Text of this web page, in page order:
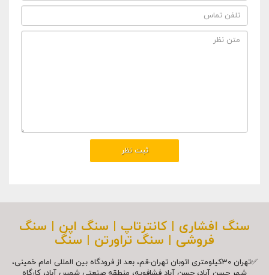
سنگ افشاری | کانترتاپ | سنگ اپن | سنگ
فروشی | سنگ تراورتن | سنگ
✅تهران 30کیلومتری اتوبان تهران-قم، بعد از فرودگاه بین المللی امام خمینی،